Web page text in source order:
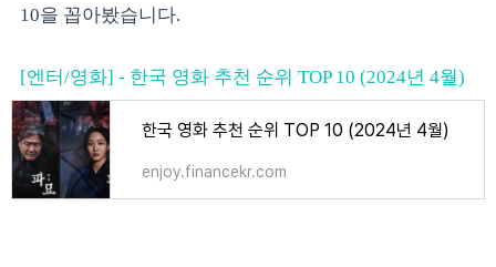
10을 꼽아봤습니다.
[엔터/영화] - 한국 영화 추천 순위 TOP 10 (2024년 4월)
한국 영화 추천 순위 TOP 10 (2024년 4월)
enjoy.financekr.com